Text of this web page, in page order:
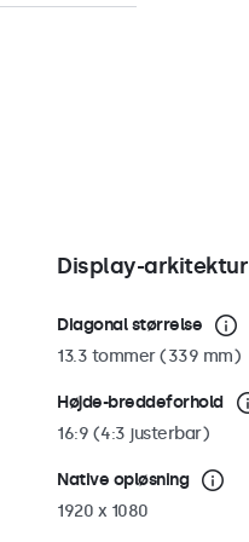
helt fladt.
Display-arkitektur
Diagonal størrelse
13.3 tommer (339 mm)
Højde-breddeforhold
16:9 (4:3 justerbar)
Native opløsning
1920 x 1080